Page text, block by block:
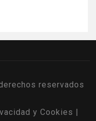
reservados
y Cookies